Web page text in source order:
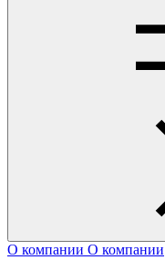
О компании О компании